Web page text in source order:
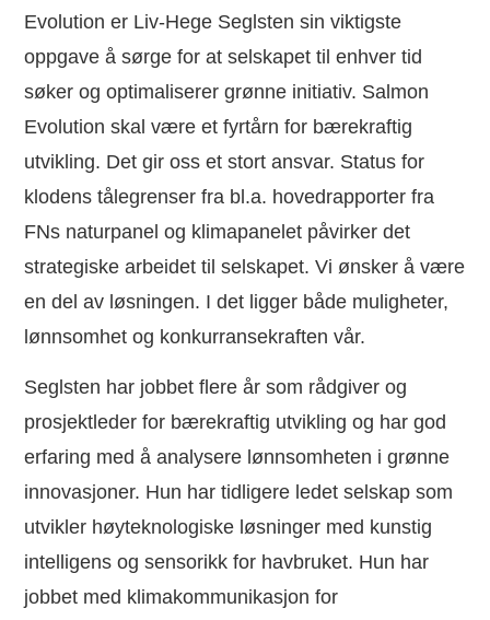
Evolution er Liv-Hege Seglsten sin viktigste
oppgave å sørge for at selskapet til enhver tid
søker og optimaliserer grønne initiativ. Salmon
Evolution skal være et fyrtårn for bærekraftig
utvikling. Det gir oss et stort ansvar. Status for
klodens tålegrenser fra bl.a. hovedrapporter fra
FNs naturpanel og klimapanelet påvirker det
strategiske arbeidet til selskapet. Vi ønsker å være
en del av løsningen. I det ligger både muligheter,
lønnsomhet og konkurransekraften vår.
Seglsten har jobbet flere år som rådgiver og
prosjektleder for bærekraftig utvikling og har god
erfaring med å analysere lønnsomheten i grønne
innovasjoner. Hun har tidligere ledet selskap som
utvikler høyteknologiske løsninger med kunstig
intelligens og sensorikk for havbruket. Hun har
jobbet med klimakommunikasjon for